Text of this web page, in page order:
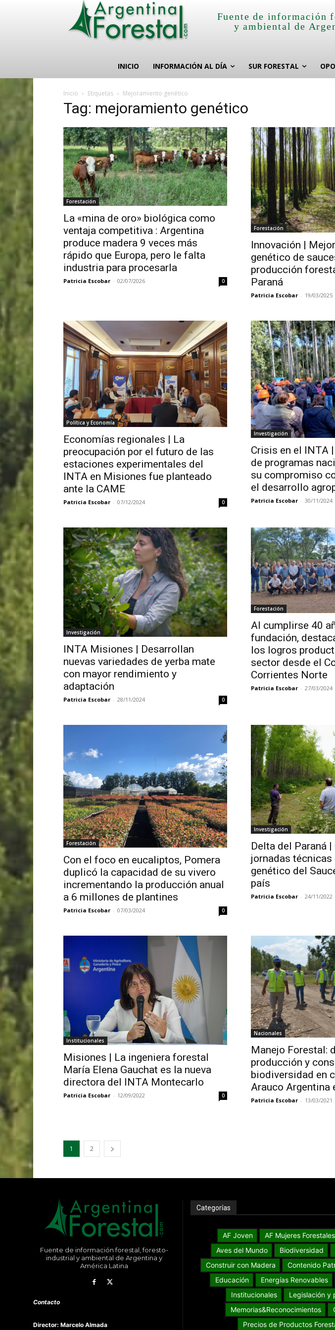
Fuente de información
y ambiental de
INICIO INFORMACIÓN AL DÍA SUR FORESTAL
Inicio Etiquetas Mejoramiento genético
Tag: mejoramiento genético
Forestación
La «mina de oro» biológica como
ventaja competitiva : Argentina
produce madera 9 veces más
rápido que Europa, pero le falta
industria para procesarla
Patricia Escobar - 02/07/2026 0
Forestación
Innovación |
genético de
producción
Paraná
Patricia Escobar - 19/03/2025
Política y Economía
Economías regionales | La
preocupación por el futuro de las
estaciones experimentales del
INTA en Misiones fue planteado
ante la CAME
Patricia Escobar - 07/12/2024 0
Investigación
Crisis en el INTA
de programas
su compromiso
el desarrollo
Patricia Escobar - 30/11/2024
Investigación
INTA Misiones | Desarrollan
nuevas variedades de yerba mate
con mayor rendimiento y
adaptación
Patricia Escobar - 28/11/2024 0
Forestación
Al cumplirse 40
fundación,
los logros
sector desde el
Corrientes Norte
Patricia Escobar - 27/03/2024
Forestación
Con el foco en eucaliptos, Pomera
duplicó la capacidad de su vivero
incrementando la producción anual
a 6 millones de plantines
Patricia Escobar - 07/03/2024 0
Investigación
Delta del Paraná
jornadas
genético del
país
Patricia Escobar - 24/11/2022
Institucionales
Misiones | La ingeniera forestal
María Elena Gauchat es la nueva
directora del INTA Montecarlo
Patricia Escobar - 12/09/2022 0
Nacionales
Manejo Forestal:
producción y
biodiversidad en
Arauco Argentina
Patricia Escobar - 13/03/2021
1 2
Fuente de información forestal, foresto-
industrial y ambiental de Argentina y
América Latina
Contacto
Director: Marcelo Almada
Categorías
AF Joven AF Mujeres Forestales
Aves del Mundo
Biodiversidad
Construir con Madera
Contenido
Educación
Energías Renovables
Institucionales
Legislación y
Memorias&Reconocimientos
Precios de Productos